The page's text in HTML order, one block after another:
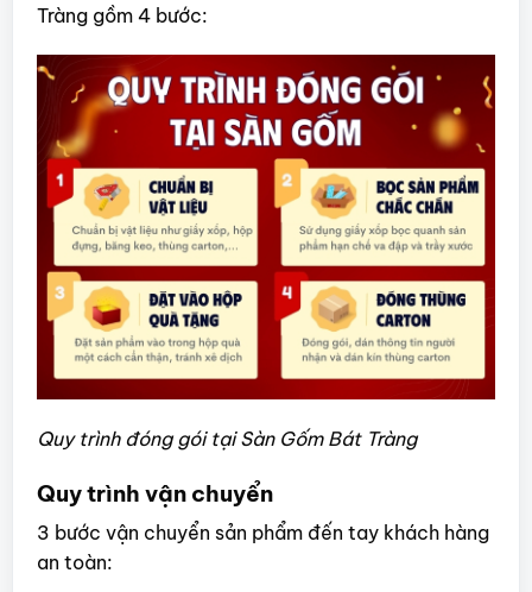
Tràng gồm 4 bước:
Quy trình đóng gói tại Sàn Gốm Bát Tràng
Quy trình vận chuyển
3 bước vận chuyển sản phẩm đến tay khách hàng
an toàn: